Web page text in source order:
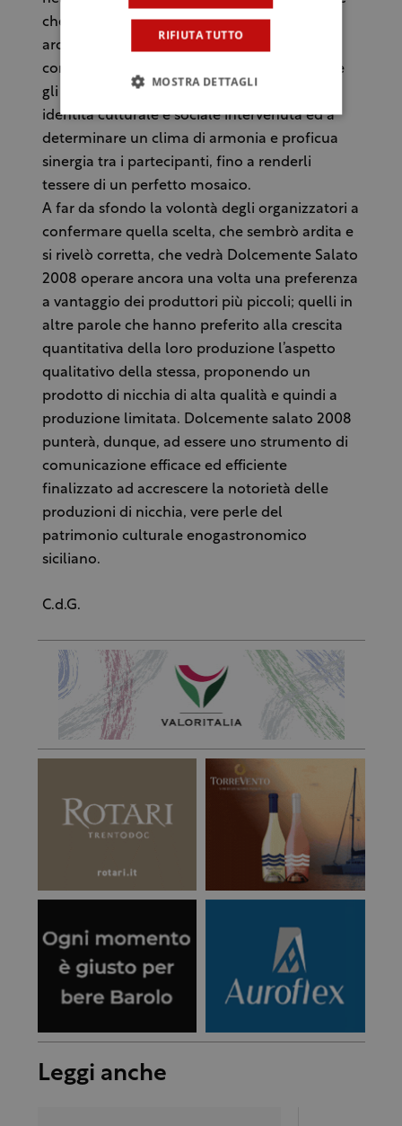
che, complice la sua scenografica struttura
architettonica, ha consentito ad ogni
componente della manifestazione di trovare
gli spazi per garantire il rispetto di ciascuna
identità culturale e sociale intervenuta ed a
determinare un clima di armonia e proficua
sinergia tra i partecipanti, fino a renderli
tessere di un perfetto mosaico.
A far da sfondo la volontà degli organizzatori a
confermare quella scelta, che sembrò ardita e
si rivelò corretta, che vedrà Dolcemente Salato
2008 operare ancora una volta una preferenza
a vantaggio dei produttori più piccoli; quelli in
altre parole che hanno preferito alla crescita
quantitativa della loro produzione l’aspetto
qualitativo della stessa, proponendo un
prodotto di nicchia di alta qualità e quindi a
produzione limitata. Dolcemente salato 2008
punterà, dunque, ad essere uno strumento di
comunicazione efficace ed efficiente
finalizzato ad accrescere la notorietà delle
produzioni di nicchia, vere perle del
patrimonio culturale enogastronomico
siciliano.
C.d.G.
Leggi anche
RIFIUTA TUTTO
MOSTRA DETTAGLI